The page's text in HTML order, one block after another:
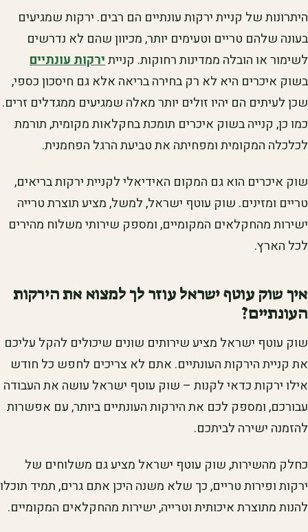
היתרונות של קניית ירקות עונתיים הם רבים. ירקות שמגיעים
בעונה שלהם טריים וטעימים יותר, מכיוון שהם לא נדרשים
לשימור או הובלה ממדינות רחוקות. קנייתירקות עונתיים
בשוק איכרים היא לא רק בחירה בריאה אלא גם חיסכון כספי,
שכן לעיתים הם יהיו זולים יותר מאלה שמגיעים ממגדלים זרים.
כמו כן, קנייה בשוק איכרים תומכת בחקלאות מקומית, תורמת
לכלכלה המקומית ומפחיתה את טביעת הרגל הפחמנית.
שוק איכרים הוא גם המקום האידיאלי לקניית ירקות בריאים,
טריים ומזינים. שוק עוטף ישראל, למשל, מציע תוצרת טרייה
ישירות מהחקלאים המקומיים, ומספק שירותי משלוח מהירים
לכל הארץ.
איך שוק עוטף ישראל עוזר לך למצוא את הירקות
העונתיים?
שוק עוטף ישראל מציע שירותים שונים שיכולים להקל עליכם
את קניית הירקות העונתיים. אתם לא צריכים לחפש כל חודש
אילו ירקות כדאי לקנות – שוק עוטף ישראל עושה את העבודה
עבורכם, ומספק לכם את הירקות העונתיים ביותר, עם אפשרות
להזמנה ישירה לביתכם.
כחלק מהשירות, שוק עוטף ישראל מציע גם משלוחים של
ירקות ופירות טריים, כך שלא משנה היכן אתם גרים, תמיד תוכלו
להנות מתוצרת איכותית וטרייה, ישירות מהחקלאים המקומיים.